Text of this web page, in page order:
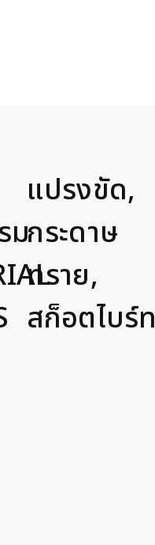
ม
แปรงขัด,
กระดาษ
ทราย,
สก็อตไบร์ท